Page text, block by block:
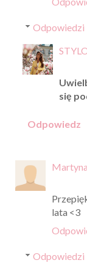
Odpowiedzi
się
Odpowiedz
Martyna
lata <3
Odpowiedzi